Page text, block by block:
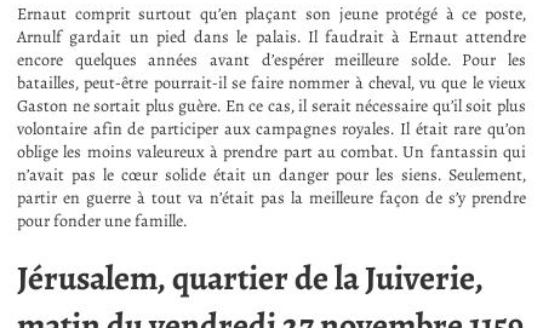
Ernaut comprit surtout qu’en plaçant son jeune protégé à ce poste,
Arnulf gardait un pied dans le palais. Il faudrait à Ernaut attendre
encore quelques années avant d’espérer meilleure solde. Pour les
batailles, peut-être pourrait-il se faire nommer à cheval, vu que le vieux
Gaston ne sortait plus guère. En ce cas, il serait nécessaire qu’il soit plus
volontaire afin de participer aux campagnes royales. Il était rare qu’on
oblige les moins valeureux à prendre part au combat. Un fantassin qui
n’avait pas le cœur solide était un danger pour les siens. Seulement,
partir en guerre à tout va n’était pas la meilleure façon de s’y prendre
pour fonder une famille.
Jérusalem, quartier de la Juiverie,